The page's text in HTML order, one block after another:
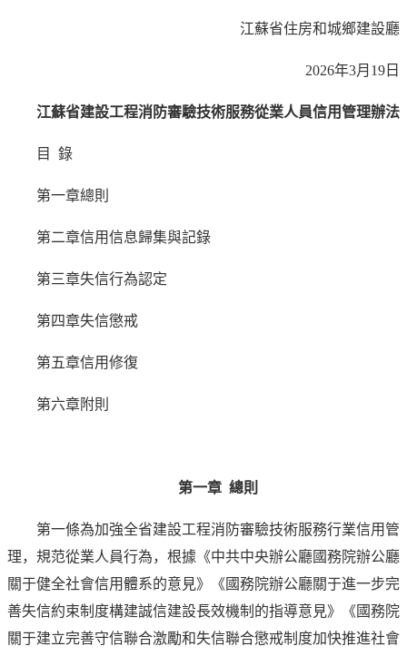
江蘇省住房和城鄉建設廳
2026年3月19日
江蘇省建設工程消防審驗技術服務從業人員信用管理辦法
目 錄
第一章總則
第二章信用信息歸集與記錄
第三章失信行為認定
第四章失信懲戒
第五章信用修復
第六章附則
第一章 總則
第一條為加強全省建設工程消防審驗技術服務行業信用管
理，規范從業人員行為，根據《中共中央辦公廳國務院辦公廳
關于健全社會信用體系的意見》《國務院辦公廳關于進一步完
善失信約束制度構建誠信建設長效機制的指導意見》《國務院
關于建立完善守信聯合激勵和失信聯合懲戒制度加快推進社會